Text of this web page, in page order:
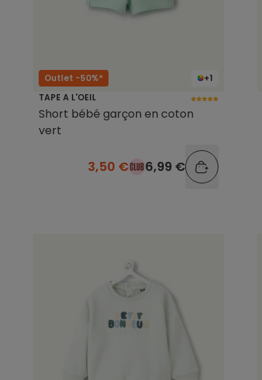
+1
Outlet -50%*
TAPE A L'OEIL
Short bébé garçon en coton
vert
3,50 € 6,99 €